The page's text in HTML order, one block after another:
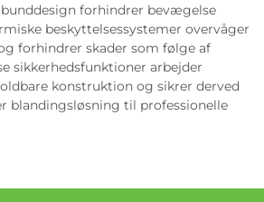
forhindrer bevægelse
beskyttelsessystemer overvåger
forhindrer skader som følge af
sikkerhedsfunktioner arbejder
konstruktion og sikrer derved
blandingsløsning til professionelle